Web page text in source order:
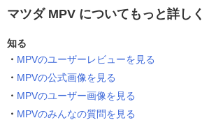
マツダ MPV についてもっと詳しく
知る
MPVのユーザーレビューを見る
MPVの公式画像を見る
MPVのユーザー画像を見る
MPVのみんなの質問を見る